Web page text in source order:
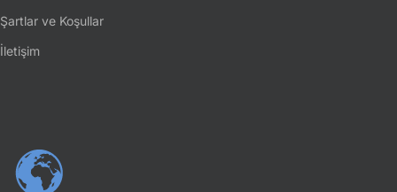
Şartlar ve Koşullar
İletişim